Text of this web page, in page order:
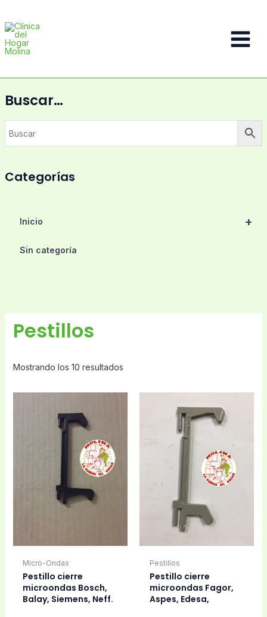
contenido
Main
Buscar…
Categorías
+
Inicio
Sin categoría
Pestillos
Mostrando los 10 resultados
Micro-Ondas
Pestillo cierre
microondas Bosch,
Balay, Siemens, Neff.
Pestillos
Pestillo cierre
microondas Fagor,
Aspes, Edesa,